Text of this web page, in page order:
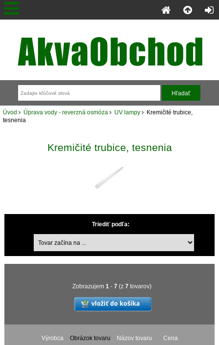
Úvod Úprava vody - reverzná osmóza UV lampy Kremičité trubice,
tesnenia
Kremičité trubice, tesnenia
Triediť podľa:
Zobrazujem 1 - 7 (z 7 tovarov)
Výrobca Obrázok tovaru Názov tovaru Cena